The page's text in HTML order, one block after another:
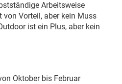
Arbeitsweise
von Vorteil, aber kein Muss
ist ein Plus, aber kein
Oktober bis Februar